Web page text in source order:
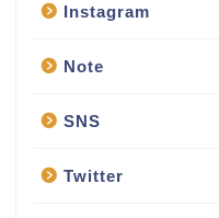
Instagram
Note
SNS
Twitter